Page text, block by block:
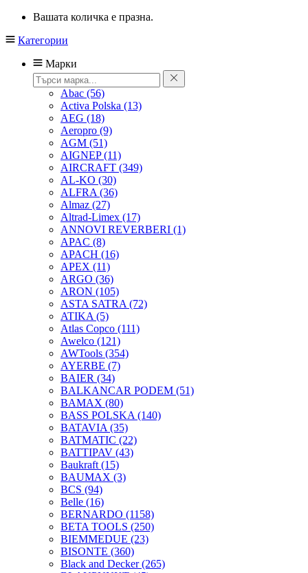
Вашата количка е празна.
Категории
Марки
Abac (56)
Activa Polska (13)
AEG (18)
Aeropro (9)
AGM (51)
AIGNEP(11)
AIRCRAFT (349)
AL-KO (30)
ALFRA (36)
Almaz (27)
Altrad-Limex (17)
ANNOVI REVERBERI (1)
APAC (8)
APACH (16)
APEX (11)
ARGO (36)
ARON (105)
ASTA SATRA (72)
ATIKA (5)
Atlas Copco (111)
Awelco (121)
AWTools (354)
AYERBE (7)
BAIER (34)
BALKANCAR PODEM (51)
BAMAX (80)
BASS POLSKA (140)
BATAVIA (35)
BATMATIC (22)
BATTIPAV (43)
Baukraft (15)
BAUMAX (3)
BCS (94)
Belle (16)
BERNARDO (1158)
BETA TOOLS (250)
BIEMMEDUE (23)
BISONTE (360)
Black and Decker(265)